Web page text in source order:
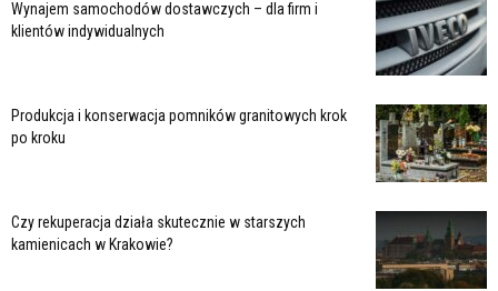
Wynajem samochodów dostawczych – dla firm i
klientów indywidualnych
Produkcja i konserwacja pomników granitowych krok
po kroku
Czy rekuperacja działa skutecznie w starszych
kamienicach w Krakowie?